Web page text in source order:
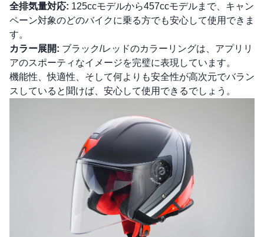
全排気量対応: 125ccモデルから457ccモデルまで、キャン
ペーン対象のどのバイクに乗る方でも安心して使用できま
す。
カラー展開: ブラック/レッドのカラーリングは、アプリリ
アのスポーティなイメージを完璧に表現しています。
機能性、快適性、そして何よりも安全性が高次元でバラン
スしていると聞けば、安心して使用できるでしょう。